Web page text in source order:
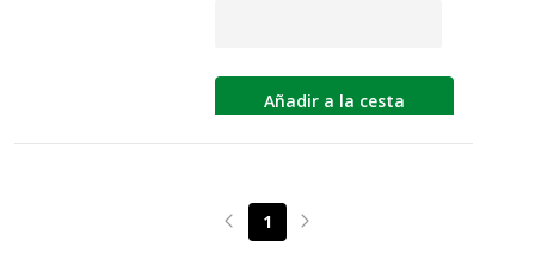
Añadir a la cesta
Page précédente
1 Page suivante